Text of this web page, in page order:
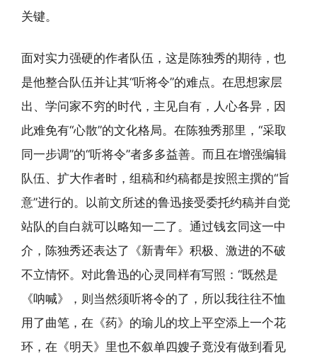
关键。
面对实力强硬的作者队伍，这是陈独秀的期待，也
是他整合队伍并让其“听将令”的难点。在思想家层
出、学问家不穷的时代，主见自有，人心各异，因
此难免有“心散”的文化格局。在陈独秀那里，“采取
同一步调”的“听将令”者多多益善。而且在增强编辑
队伍、扩大作者时，组稿和约稿都是按照主撰的“旨
意”进行的。以前文所述的鲁迅接受委托约稿并自觉
站队的自白就可以略知一二了。通过钱玄同这一中
介，陈独秀还表达了《新青年》积极、激进的不破
不立情怀。对此鲁迅的心灵同样有写照：“既然是
《呐喊》，则当然须听将令的了，所以我往往不恤
用了曲笔，在《药》的瑜儿的坟上平空添上一个花
环，在《明天》里也不叙单四嫂子竟没有做到看见